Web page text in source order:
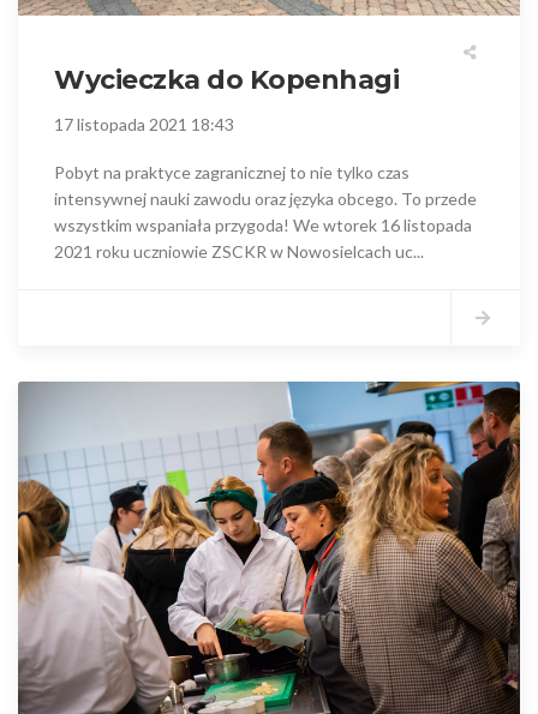
Wycieczka do Kopenhagi
17 listopada 2021 18:43
Pobyt na praktyce zagranicznej to nie tylko czas
intensywnej nauki zawodu oraz języka obcego. To przede
wszystkim wspaniała przygoda! We wtorek 16 listopada
2021 roku uczniowie ZSCKR w Nowosielcach uc...